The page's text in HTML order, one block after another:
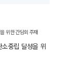
중립 달성을 위